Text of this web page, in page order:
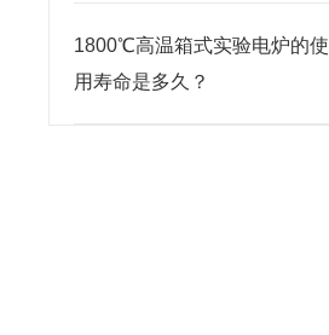
1800℃高温箱式实验电炉的使
用寿命是多久？